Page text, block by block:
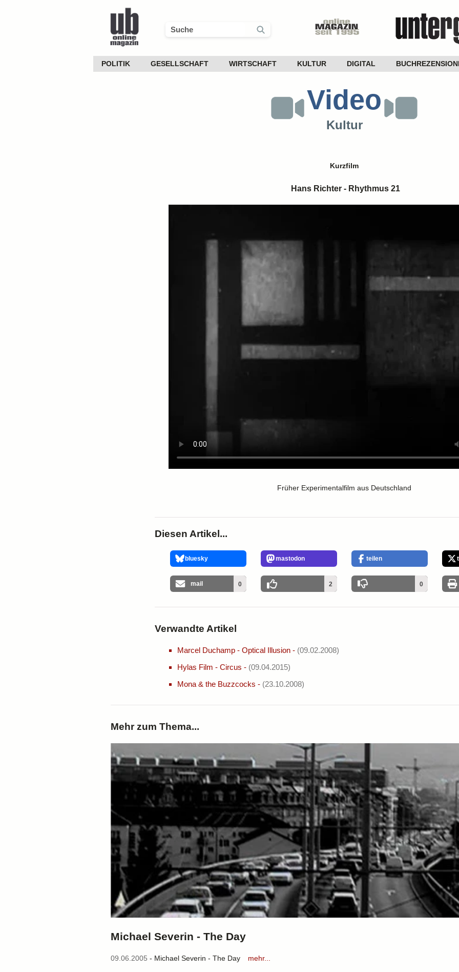
POLITIK GESELLSCHAFT WIRTSCHAFT KULTUR DIGITAL
Video
Kultur
Kurzfilm
Hans Richter - Rhythmus 21
Früher Experimentalfilm aus Deutschland
Diesen Artikel...
bluesky mastodon teilen
mail 0 2 0
Verwandte Artikel
Marcel Duchamp - Optical Illusion - (09.02.2008)
Hylas Film - Circus - (09.04.2015)
Mona & the Buzzcocks - (23.10.2008)
Mehr zum Thema...
Michael Severin - The Day
09.06.2005 - Michael Severin - The Day mehr...